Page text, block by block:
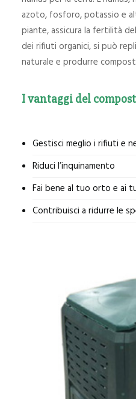
azoto, fosforo, potassio e
piante, assicura la fertilità
dei rifiuti organici, si può
naturale e produrre
I vantaggi del
Gestisci meglio i rifiuti e
Riduci l’inquinamento
Fai bene al tuo orto e ai
Contribuisci a ridurre le